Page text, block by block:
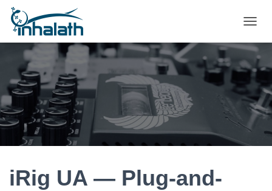
Е
Р
Е
К
Ю
Ч
И
Ь
iRig UA — Plug-and-